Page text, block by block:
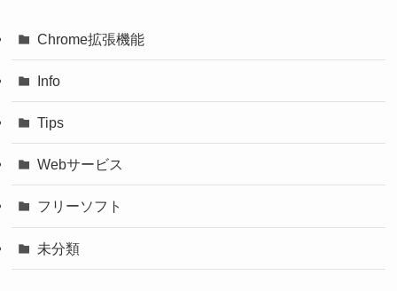
Chrome拡張機能
Info
Tips
Webサービス
フリーソフト
未分類